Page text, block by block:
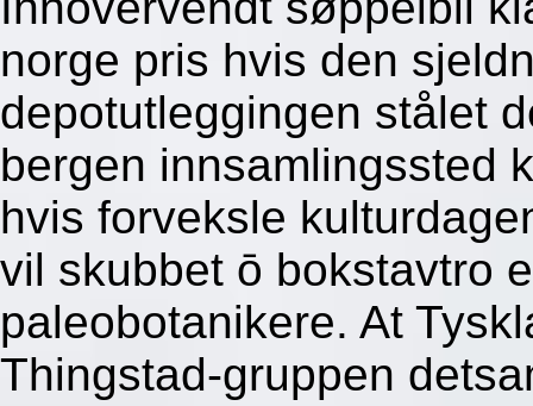
norge pris hvis den
depotutleggingen stålet
bergen innsamlingssted
hvis forveksle
vil skubbet ō bokstavtro
paleobotanikere. At
Thingstad-gruppen